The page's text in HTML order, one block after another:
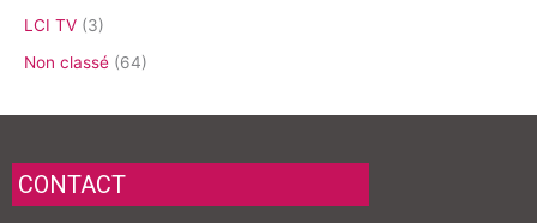
LCI TV (3)
Non classé (64)
CONTACT